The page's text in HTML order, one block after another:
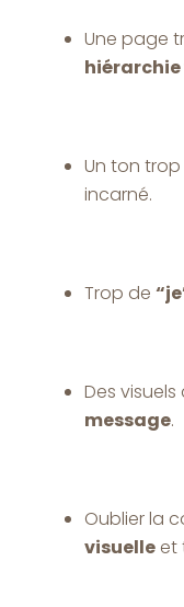
Une page
Un ton trop
incarné.
Trop de
Des visuels
message.
Oublier la
visuelleet